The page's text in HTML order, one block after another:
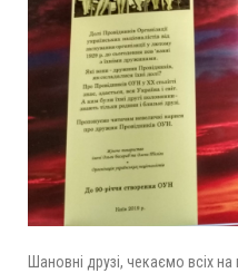
Шановні друзі, чекаємо всіх на